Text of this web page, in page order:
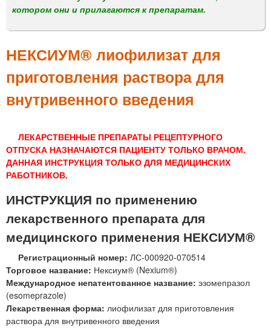
е
н
котором они и прилагаются к препаратам.
НЕКСИУМ® лиофилизат для
приготовления раствора для
внутривенного введения
ЛЕКАРСТВЕННЫЕ ПРЕПАРАТЫ РЕЦЕПТУРНОГО
ОТПУСКА НАЗНАЧАЮТСЯ ПАЦИЕНТУ ТОЛЬКО ВРАЧОМ.
ДАННАЯ ИНСТРУКЦИЯ ТОЛЬКО ДЛЯ МЕДИЦИНСКИХ
РАБОТНИКОВ.
ИНСТРУКЦИЯ по применению
лекарственного препарата для
медицинского применения НЕКСИУМ®
Регистрационный номер: ЛС-000920-070514
Торговое название: Нексиум® (Nexium®)
Международное непатентованное название: эзомепразол
(esomeprazole)
Лекарственная форма: лиофилизат для приготовления
раствора для внутривенного введения